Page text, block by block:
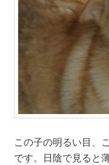
この子の明るい目、
です。日陰で見ると